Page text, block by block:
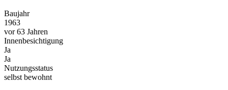
Baujahr
1963
vor 63 Jahren
Innenbesichtigung
Ja
Ja
Nutzungsstatus
selbst bewohnt